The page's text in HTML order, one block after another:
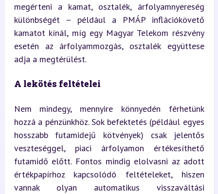
megérteni a kamat, osztalék, árfolyamnyereség
különbségét – például a PMÁP inflációkövető
kamatot kínál, míg egy Magyar Telekom részvény
esetén az árfolyammozgás, osztalék együttese
adja a megtérülést.
A lekötés feltételei
Nem mindegy, mennyire könnyedén férhetünk
hozzá a pénzünkhöz. Sok befektetés (például egyes
hosszabb futamidejű kötvények) csak jelentős
veszteséggel, piaci árfolyamon értékesíthető
futamidő előtt. Fontos mindig elolvasni az adott
értékpapírhoz kapcsolódó feltételeket, hiszen
vannak olyan automatikus visszaváltási